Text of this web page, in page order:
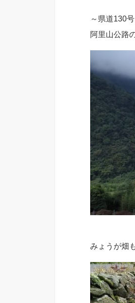
～県道130号
阿里山公路
みょうが畑